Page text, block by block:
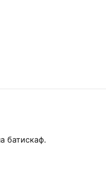
батискаф.